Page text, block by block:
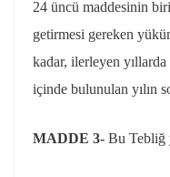
24 üncü maddesinin
getirmesi gereken
kadar, ilerleyen
içinde bulunulan yılın
MADDE 3- Bu Tebliğ